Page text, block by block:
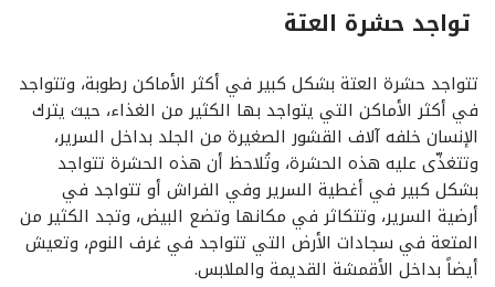
تواجد حشرة العتة
تتواجد حشرة العتة بشكل كبير في أكثر الأماكن رطوبة، وتتواجد
في أكثر الأماكن التي يتواجد بها الكثير من الغذاء، حيث يترك
الإنسان خلفه آلاف القشور الصغيرة من الجلد بداخل السرير،
وتتغذّى عليه هذه الحشرة، وتُلاحظ أن هذه الحشرة تتواجد
بشكل كبير في أغطية السرير وفي الفراش أو تتواجد في
أرضية السرير، وتتكاثر في مكانها وتضع البيض، وتجد الكثير من
المتعة في سجادات الأرض التي تتواجد في غرف النوم، وتعيش
أيضاً بداخل الأقمشة القديمة والملابس.